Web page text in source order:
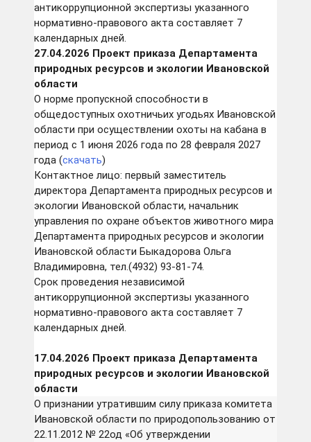
антикоррупционной экспертизы указанного
нормативно-правового акта составляет 7
календарных дней.
27.04.2026 Проект приказа Департамента
природных ресурсов и экологии Ивановской
области
О норме пропускной способности в
общедоступных охотничьих угодьях Ивановской
области при осуществлении охоты на кабана в
период с 1 июня 2026 года по 28 февраля 2027
года (скачать)
Контактное лицо: первый заместитель
директора Департамента природных ресурсов и
экологии Ивановской области, начальник
управления по охране объектов животного мира
Департамента природных ресурсов и экологии
Ивановской области Быкадорова Ольга
Владимировна, тел.(4932) 93-81-74.
Срок проведения независимой
антикоррупционной экспертизы указанного
нормативно-правового акта составляет 7
календарных дней.
17.04.2026 Проект приказа Департамента
природных ресурсов и экологии Ивановской
области
О признании утратившим силу приказа комитета
Ивановской области по природопользованию от
22.11.2012 № 22од «Об утверждении